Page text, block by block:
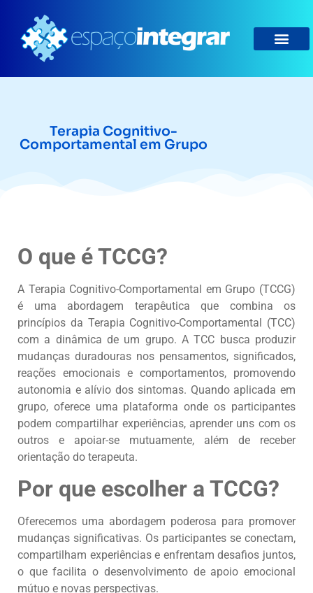
Terapia Cognitivo-
Comportamental em Grupo
O que é TCCG?
A Terapia Cognitivo-Comportamental em Grupo (TCCG)
é uma abordagem terapêutica que combina os
princípios da Terapia Cognitivo-Comportamental (TCC)
com a dinâmica de um grupo. A TCC busca produzir
mudanças duradouras nos pensamentos, significados,
reações emocionais e comportamentos, promovendo
autonomia e alívio dos sintomas. Quando aplicada em
grupo, oferece uma plataforma onde os participantes
podem compartilhar experiências, aprender uns com os
outros e apoiar-se mutuamente, além de receber
orientação do terapeuta.
Por que escolher a TCCG?
Oferecemos uma abordagem poderosa para promover
mudanças significativas. Os participantes se conectam,
compartilham experiências e enfrentam desafios juntos,
o que facilita o desenvolvimento de apoio emocional
mútuo e novas perspectivas.